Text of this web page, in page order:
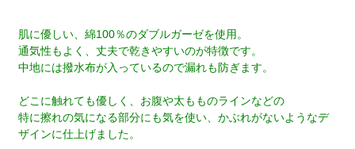
肌に優しい、綿100％のダブルガーゼを使用。
通気性もよく、丈夫で乾きやすいのが特徴です。
中地には撥水布が入っているので漏れも防ぎます。
どこに触れても優しく、お腹や太もものラインなどの
特に擦れの気になる部分にも気を使い、かぶれがないようなデ
ザインに仕上げました。